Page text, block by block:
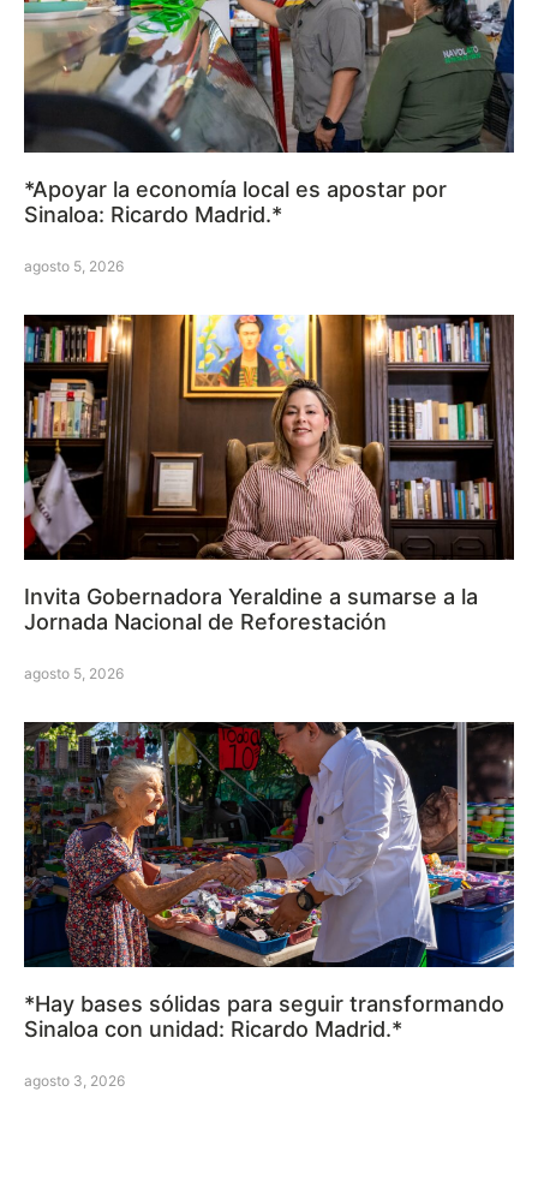
*Apoyar la economía local es apostar por
Sinaloa: Ricardo Madrid.*
agosto 5, 2026
Invita Gobernadora Yeraldine a sumarse a la
Jornada Nacional de Reforestación
agosto 5, 2026
*Hay bases sólidas para seguir transformando
Sinaloa con unidad: Ricardo Madrid.*
agosto 3, 2026